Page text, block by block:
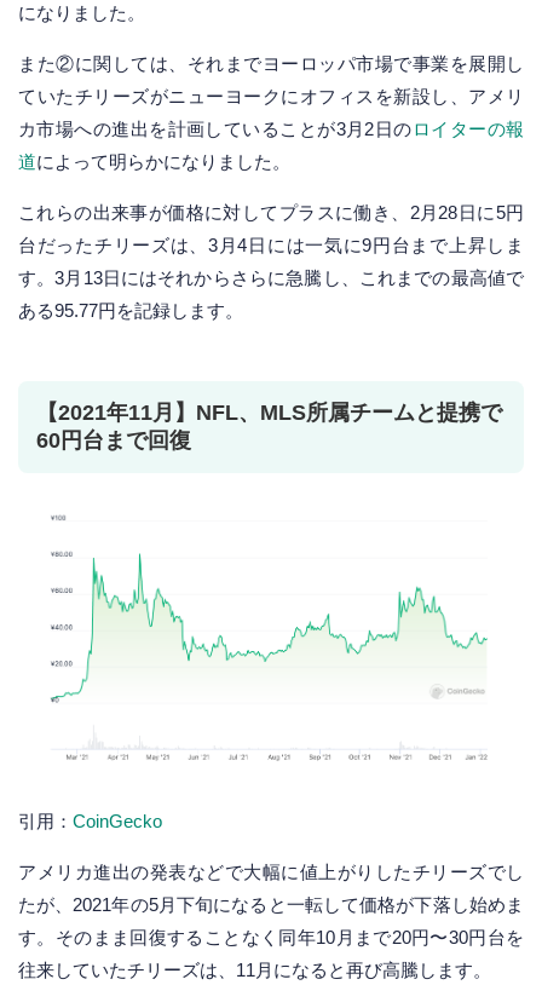
になりました。
また②に関しては、それまでヨーロッパ市場で事業を展開し
ていたチリーズがニューヨークにオフィスを新設し、アメリ
カ市場への進出を計画していることが3月2日のロイターの報
道によって明らかになりました。
これらの出来事が価格に対してプラスに働き、2月28日に5円
台だったチリーズは、3月4日には一気に9円台まで上昇しま
す。3月13日にはそれからさらに急騰し、これまでの最高値で
ある95.77円を記録します。
【2021年11月】NFL、MLS所属チームと提携で
60円台まで回復
引用： CoinGecko
アメリカ進出の発表などで大幅に値上がりしたチリーズでし
たが、2021年の5月下旬になると一転して価格が下落し始めま
す。そのまま回復することなく同年10月まで20円〜30円台を
往来していたチリーズは、11月になると再び高騰します。